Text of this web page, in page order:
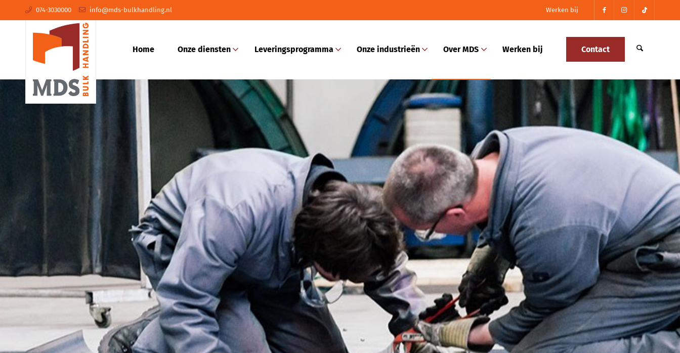
Werken bij
074-3030000 info@mds-bulkhandling.nl
Home Onze diensten Leveringsprogramma Onze industrieën Over MDS Werken bij Contact